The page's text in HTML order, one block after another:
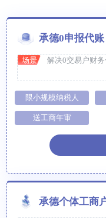
承德0申报代账
场景
解决0交易户财
限小规模纳税人
送工商年审
承德个体工商